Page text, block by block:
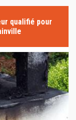
qualifié pour